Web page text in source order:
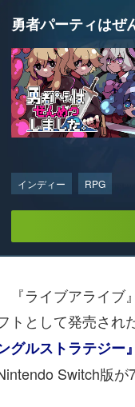
勇者パーティはぜ
インディー RPG
『ライブアライブ
トとして発売され
グルストラテジー』
Switch版が